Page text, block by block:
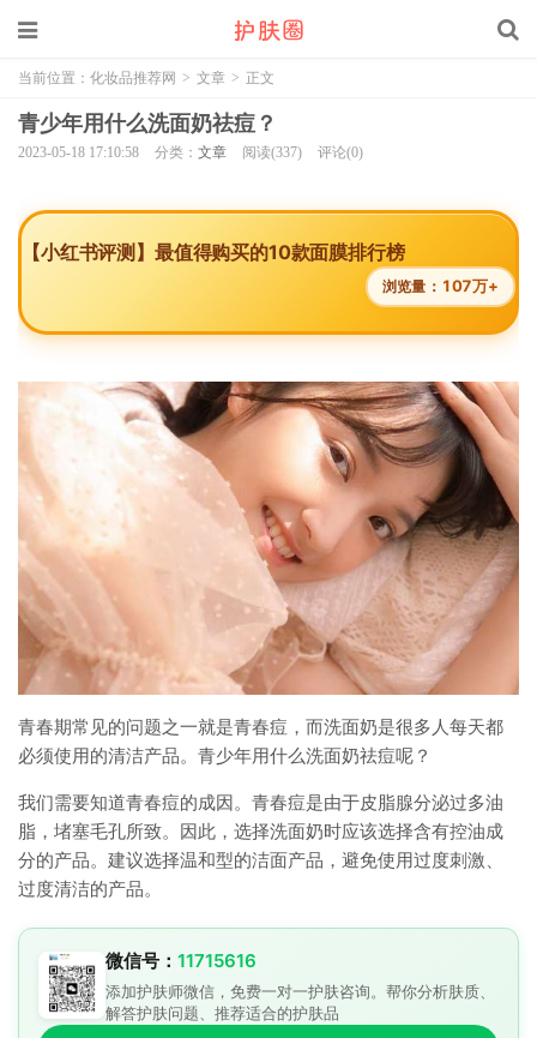
当前位置： 化妆品推荐网 > 文章 > 正文
青少年用什么洗面奶祛痘？
2023-05-18 17:10:58 分类： 文章 阅读(337) 评论(0)
【小红书评测】最值得购买的10款面膜排行榜
浏览量： 107万+
青春期常见的问题之一就是青春痘，而洗面奶是很多人每天都
必须使用的清洁产品。青少年用什么洗面奶祛痘呢？
我们需要知道青春痘的成因。青春痘是由于皮脂腺分泌过多油
脂，堵塞毛孔所致。因此，选择洗面奶时应该选择含有控油成
分的产品。建议选择温和型的洁面产品，避免使用过度刺激、
过度清洁的产品。
微信号： 11715616
添加护肤师微信，免费一对一护肤咨询。帮你分析肤质、
解答护肤问题、推荐适合的护肤品